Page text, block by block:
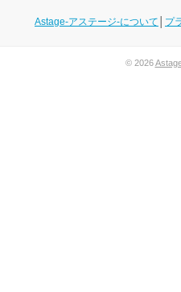
Astage-アステージ-について プ
© 2026